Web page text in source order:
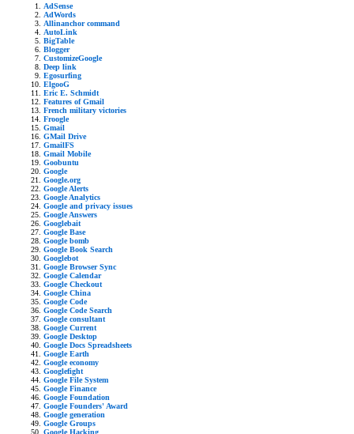
AdSense
AdWords
Allinanchor command
AutoLink
BigTable
Blogger
CustomizeGoogle
Deep link
Egosurfing
ElgooG
Eric E. Schmidt
Features of Gmail
French military victories
Froogle
Gmail
GMail Drive
GmailFS
Gmail Mobile
Goobuntu
Google
Google.org
Google Alerts
Google Analytics
Google and privacy issues
Google Answers
Googlebait
Google Base
Google bomb
Google Book Search
Googlebot
Google Browser Sync
Google Calendar
Google Checkout
Google China
Google Code
Google Code Search
Google consultant
Google Current
Google Desktop
Google Docs Spreadsheets
Google Earth
Google economy
Googlefight
Google File System
Google Finance
Google Foundation
Google Founders' Award
Google generation
Google Groups
Google Hacking